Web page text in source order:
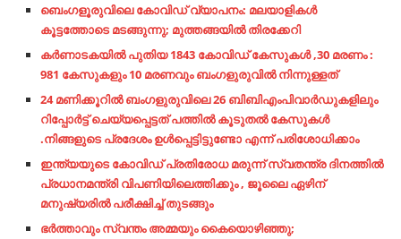
ബെംഗളൂരുവിലെ കോവിഡ് വ്യാപനം: മലയാളികൾ
കൂട്ടത്തോ‌ടെ മടങ്ങുന്നു; മുത്തങ്ങയിൽ തിരക്കേറി
കർണാടകയിൽ പുതിയ 1843 കോവിഡ് കേസുകൾ ,30 മരണം :
981 കേസുകളും 10 മരണവും ബംഗളുരുവിൽ നിന്നുള്ളത്
24 മണിക്കൂറിൽ ബംഗളുരുവിലെ 26 ബിബിഎംപിവാർഡുകളിലും
റിപ്പോർട്ട് ചെയ്യപ്പെട്ടത് പത്തിൽ കൂടുതൽ കേസുകൾ
.നിങ്ങളുടെ പ്രദേശം ഉൾപ്പെട്ടിട്ടുണ്ടോ എന്ന് പരിശോധിക്കാം
ഇന്ത്യയുടെ കോവിഡ് പ്രതിരോധ മരുന്ന് സ്വതന്ത്ര ദിനത്തിൽ
പ്രധാനമന്ത്രി വിപണിയിലെത്തിക്കും , ജൂലൈ ഏഴിന്
മനുഷ്യരില്‍ പരീക്ഷിച്ച് തുടങ്ങും
ഭർത്താവും സ്വന്തം അമ്മയും കൈയൊഴിഞ്ഞു;